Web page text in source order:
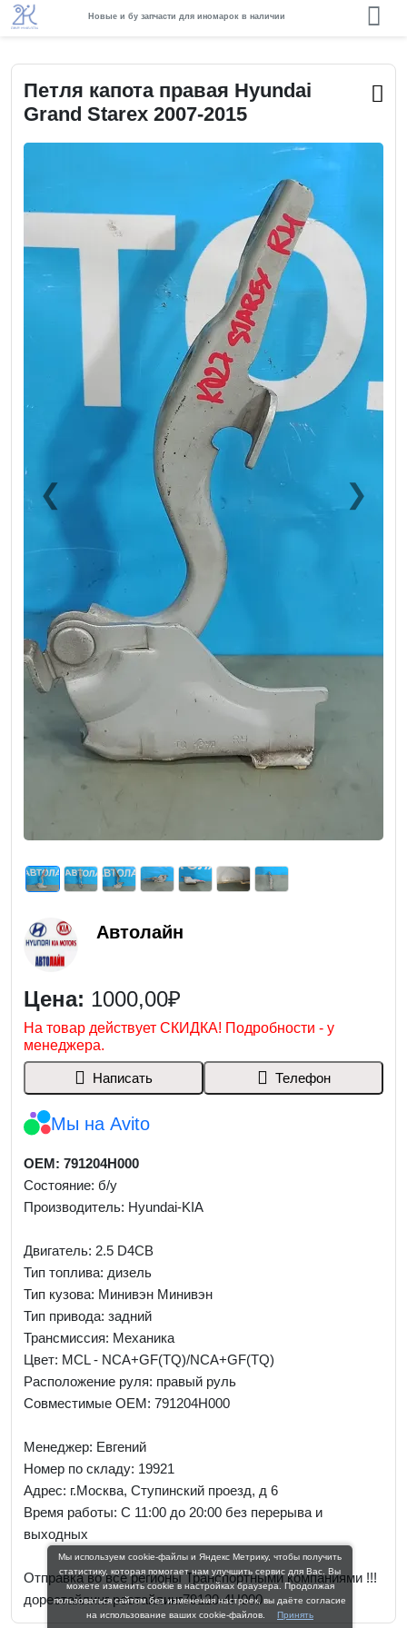
Новые и бу запчасти для иномарок в наличии
Петля капота правая Hyundai
Grand Starex 2007-2015
❮Previous ❯Next
Автолайн
Цена: 1000,00₽
На товар действует СКИДКА! Подробности - у
менеджера.
Написать Телефон
Мы на Avito
OEM: 791204H000
Состояние: б/у
Производитель: Hyundai-KIA
Двигатель: 2.5 D4CB
Тип топлива: дизель
Тип кузова: Минивэн Минивэн
Тип привода: задний
Трансмиссия: Механика
Цвет: MCL - NCA+GF(TQ)/NCA+GF(TQ)
Расположение руля: правый руль
Совместимые OEM: 791204H000
Менеджер: Евгений
Номер по складу: 19921
Адрес: г.Москва, Ступинский проезд, д 6
Время работы: С 11:00 до 20:00 без перерыва и
выходных
Отправка во все регионы Транспортными компаниями !!!
дорестайлинг рестайлинг79120-4H000
Мы используем cookie-файлы и Яндекс Метрику, чтобы получить
статистику, которая помогает нам улучшить сервис для Вас. Вы
можете изменить cookie в настройках браузера. Продолжая
пользоваться сайтом без изменения настроек, вы даёте согласие
на использование ваших cookie-файлов.
Принять